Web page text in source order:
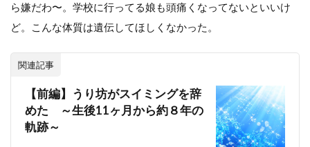
ら嫌だわ〜。学校に行ってる娘も頭痛くなってないといいけ
ど。こんな体質は遺伝してほしくなかった。
関連記事
【前編】うり坊がスイミングを辞
めた ～生後11ヶ月から約８年の
軌跡～